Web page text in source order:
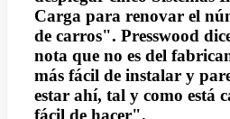
Carga para renovar el
de carros". Presswood
nota que no es del
más fácil de instalar y
estar ahí, tal y como está